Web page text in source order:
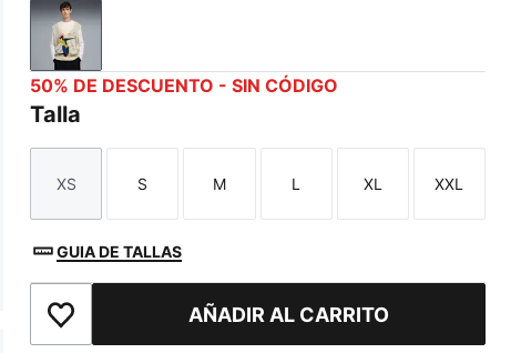
Alpine Snow
50% DE DESCUENTO - SIN CÓDIGO
Talla
Talla
XS
Talla
S
Talla
M
Talla
L
Talla
XL
Talla
XXL
GUIA DE TALLAS
Añadir a la lista de deseosAÑADIR AL CARRITO